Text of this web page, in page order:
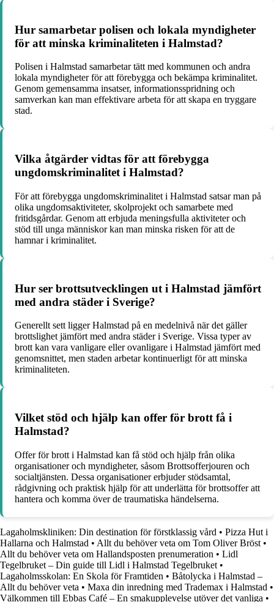
Hur samarbetar polisen och lokala myndigheter
för att minska kriminaliteten i Halmstad?
Polisen i Halmstad samarbetar tätt med kommunen och andra
lokala myndigheter för att förebygga och bekämpa kriminalitet.
Genom gemensamma insatser, informationsspridning och
samverkan kan man effektivare arbeta för att skapa en tryggare
stad.
Vilka åtgärder vidtas för att förebygga
ungdomskriminalitet i Halmstad?
För att förebygga ungdomskriminalitet i Halmstad satsar man på
olika ungdomsaktiviteter, skolprojekt och samarbete med
fritidsgårdar. Genom att erbjuda meningsfulla aktiviteter och
stöd till unga människor kan man minska risken för att de
hamnar i kriminalitet.
Hur ser brottsutvecklingen ut i Halmstad jämfört
med andra städer i Sverige?
Generellt sett ligger Halmstad på en medelnivå när det gäller
brottslighet jämfört med andra städer i Sverige. Vissa typer av
brott kan vara vanligare eller ovanligare i Halmstad jämfört med
genomsnittet, men staden arbetar kontinuerligt för att minska
kriminaliteten.
Vilket stöd och hjälp kan offer för brott få i
Halmstad?
Offer för brott i Halmstad kan få stöd och hjälp från olika
organisationer och myndigheter, såsom Brottsofferjouren och
socialtjänsten. Dessa organisationer erbjuder stödsamtal,
rådgivning och praktisk hjälp för att underlätta för brottsoffer att
hantera och komma över de traumatiska händelserna.
Lagaholmskliniken: Din destination för förstklassig vård • Pizza Hut i
Hallarna och Halmstad • Allt du behöver veta om Tom Oliver Bröst •
Allt du behöver veta om Hallandsposten prenumeration • Lidl
Tegelbruket – Din guide till Lidl i Halmstad Tegelbruket •
Lagaholmsskolan: En Skola för Framtiden • Båtolycka i Halmstad –
Allt du behöver veta • Maxa din inredning med Trademax i Halmstad •
Välkommen till Ebbas Café – En smakupplevelse utöver det vanliga •